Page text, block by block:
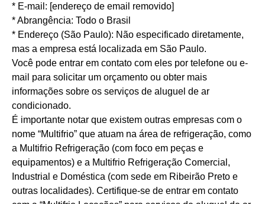
* E-mail: [endereço de email removido]
* Abrangência: Todo o Brasil
* Endereço (São Paulo): Não especificado diretamente,
mas a empresa está localizada em São Paulo.
Você pode entrar em contato com eles por telefone ou e-
mail para solicitar um orçamento ou obter mais
informações sobre os serviços de aluguel de ar
condicionado.
É importante notar que existem outras empresas com o
nome “Multifrio” que atuam na área de refrigeração, como
a Multifrio Refrigeração (com foco em peças e
equipamentos) e a Multifrio Refrigeração Comercial,
Industrial e Doméstica (com sede em Ribeirão Preto e
outras localidades). Certifique-se de entrar em contato